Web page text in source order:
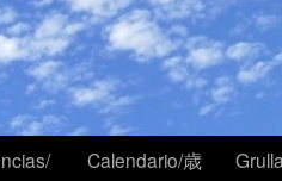
Calendario/歳